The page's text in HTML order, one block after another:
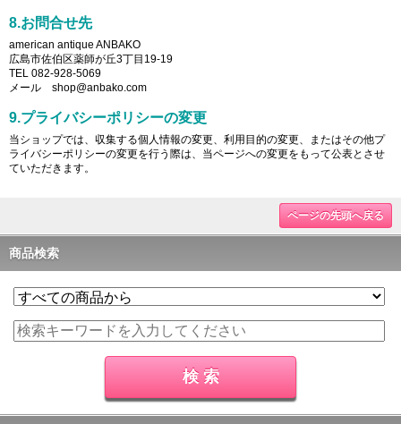
8.お問合せ先
american antique ANBAKO
広島市佐伯区薬師が丘3丁目19-19
TEL 082-928-5069
メール shop@anbako.com
9.プライバシーポリシーの変更
当ショップでは、収集する個人情報の変更、利用目的の変更、またはその他プ
ライバシーポリシーの変更を行う際は、当ページへの変更をもって公表とさせ
ていただきます。
ページの先頭へ戻る
商品検索